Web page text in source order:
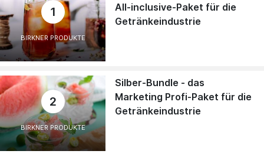
1
BIRKNER PRODUKTE
All-inclusive-Paket für die
Getränkeindustrie
2
BIRKNER PRODUKTE
Silber-Bundle - das
Marketing Profi-Paket für die
Getränkeindustrie